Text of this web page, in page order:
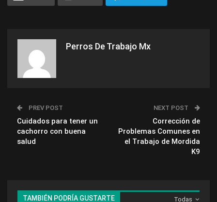
Perros De Trabajo Mx
PREV POST
Cuidados para tener un
cachorro con buena
salud
NEXT POST
Corrección de
Problemas Comunes en
el Trabajo de Mordida
K9
Todas
TAMBIÉN PODRÍA GUSTARTE